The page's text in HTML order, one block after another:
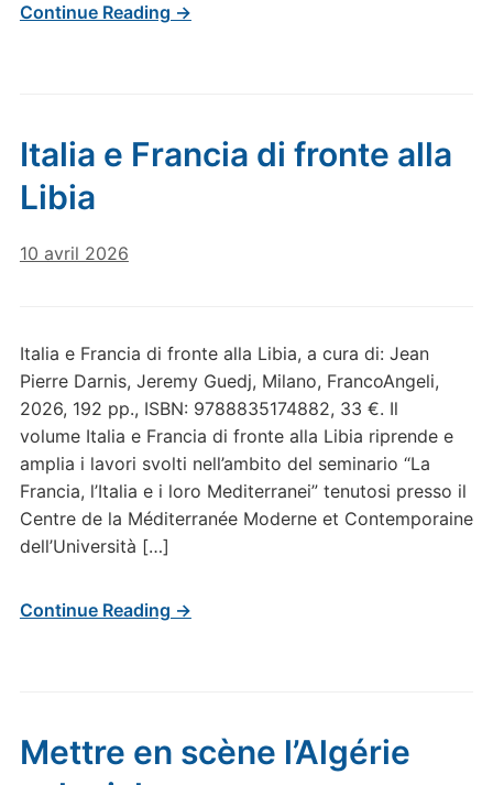
Continue Reading →
Italia e Francia di fronte alla
Libia
10 avril 2026
Italia e Francia di fronte alla Libia, a cura di: Jean
Pierre Darnis, Jeremy Guedj, Milano, FrancoAngeli,
2026, 192 pp., ISBN: 9788835174882, 33 €. Il
volume Italia e Francia di fronte alla Libia riprende e
amplia i lavori svolti nell’ambito del seminario “La
Francia, l’Italia e i loro Mediterranei” tenutosi presso il
Centre de la Méditerranée Moderne et Contemporaine
dell’Università […]
Continue Reading →
Mettre en scène l’Algérie